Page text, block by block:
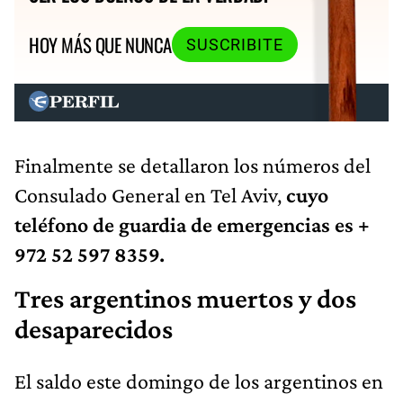
HOY MÁS QUE NUNCA
SUSCRIBITE
Finalmente se detallaron los números del
Consulado General en Tel Aviv,cuyo
teléfono de guardia de emergencias es +
972 52 597 8359.
Tres argentinos muertos y dos
desaparecidos
El saldo este domingo de los argentinos en